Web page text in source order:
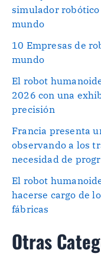
simulador
mundo
10 Empresas de
mundo
El robot
2026 con una
precisión
Francia presenta
observando a los
necesidad de
El robot
hacerse cargo de
fábricas
Otras